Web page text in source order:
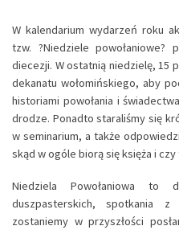
W kalendarium wydarzeń roku
tzw. ?Niedziele powołaniowe?
diecezji. W ostatnią niedzielę, 15
dekanatu wołomińskiego, aby
historiami powołania i
drodze. Ponadto staraliśmy się
w seminarium, a także
skąd w ogóle biorą się księża i
Niedziela Powołaniowa
duszpasterskich, spotkania
zostaniemy w przyszłości